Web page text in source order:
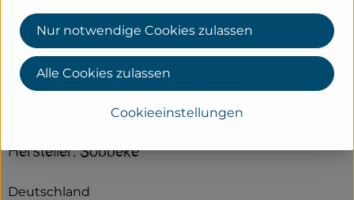
Tortellini-Brokkoliauflauf
Hersteller: Söbbeke
Deutschland
Cookieeinstellungen
Nur notwendige Cookies zulassen
Alle Cookies zulassen